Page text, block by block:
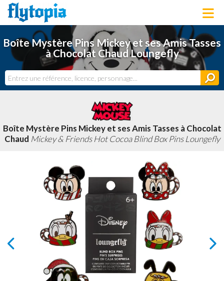
LOUNGEFLY
LICENCES
NOUVEAUTÉS
BONS PLANS
ACTUALITÉS
DERNIERS AJOUTS
Boîte Mystère Pins Mickey et ses Amis Tasses
à Chocolat Chaud Loungefly
Boîte Mystère Pins Mickey et ses Amis Tasses à Chocolat
Chaud Mickey & Friends Hot Cocoa Blind Box Pins Loungefly